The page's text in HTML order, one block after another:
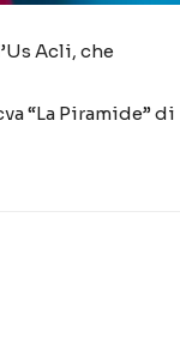
Acli, che
“La Piramide” di